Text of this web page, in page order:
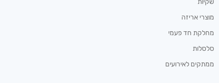
שקיות
מוצרי אריזה
מחלקת חד פעמי
סלסלות
ממתקים לאירועים